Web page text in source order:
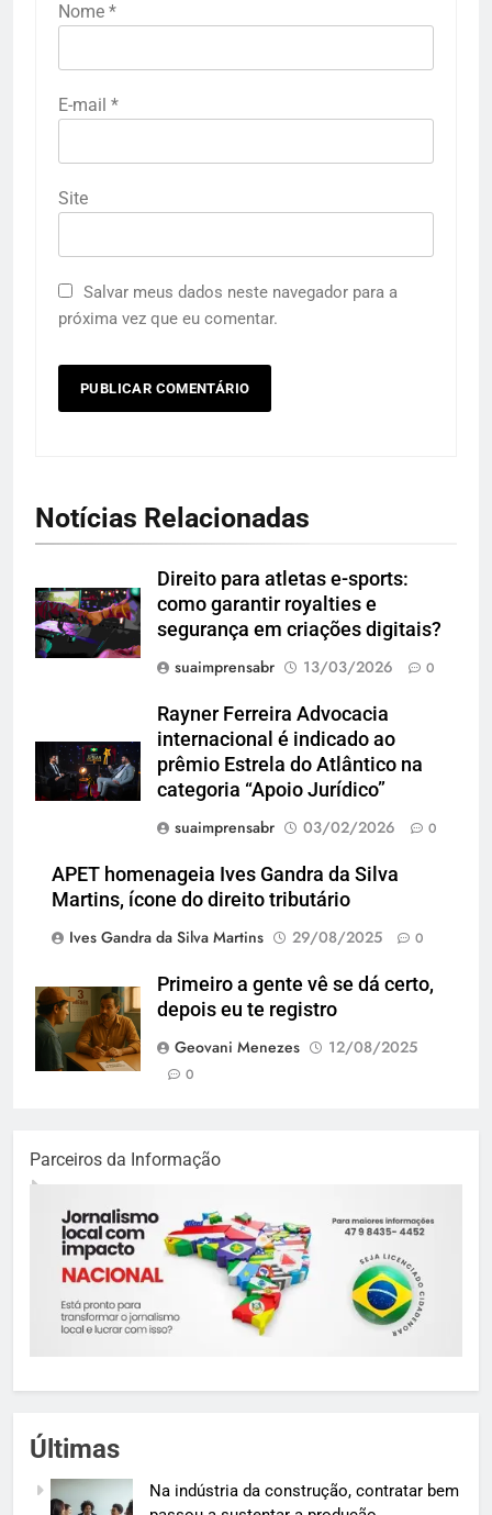
Nome *
E-mail *
Site
Salvar meus dados neste navegador para a
próxima vez que eu comentar.
Notícias Relacionadas
Direito para atletas e-sports:
como garantir royalties e
segurança em criações digitais?
suaimprensabr
13/03/2026 0
Rayner Ferreira Advocacia
internacional é indicado ao
prêmio Estrela do Atlântico na
categoria “Apoio Jurídico”
suaimprensabr
03/02/2026 0
APET homenageia Ives Gandra da Silva
Martins, ícone do direito tributário
Ives Gandra da Silva Martins
29/08/2025 0
Primeiro a gente vê se dá certo,
depois eu te registro
Geovani Menezes
12/08/2025
0
Parceiros da Informação
Últimas
Na indústria da construção, contratar bem